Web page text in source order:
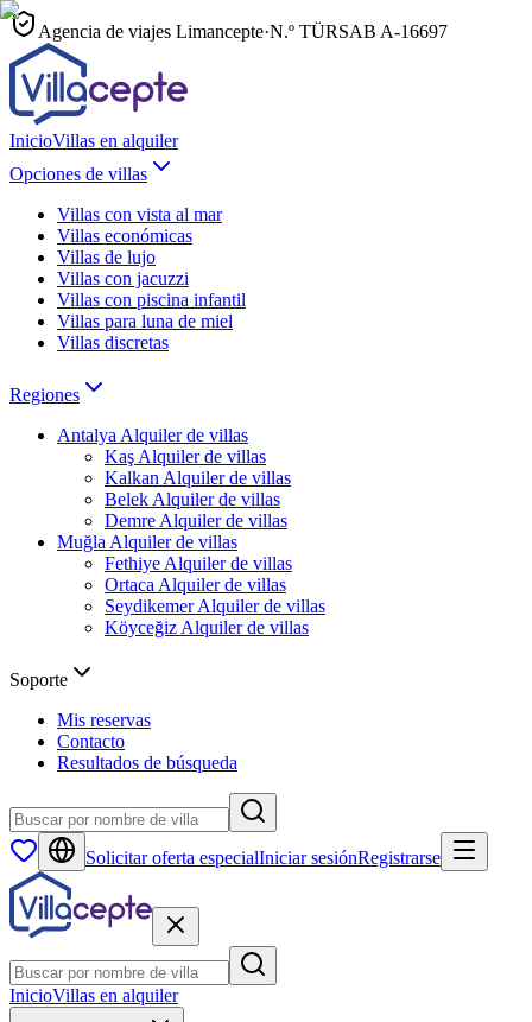
Agencia de viajes Limancepte·N.º TÜRSAB A-16697
InicioVillas en alquiler
Opciones de villas
Villas con vista al mar
Villas económicas
Villas de lujo
Villas con jacuzzi
Villas con piscina infantil
Villas para luna de miel
Villas discretas
Regiones
Antalya Alquiler de villas
Kaş Alquiler de villas
Kalkan Alquiler de villas
Belek Alquiler de villas
Demre Alquiler de villas
Muğla Alquiler de villas
Fethiye Alquiler de villas
Ortaca Alquiler de villas
Seydikemer Alquiler de villas
Köyceğiz Alquiler de villas
Soporte
Mis reservas
Contacto
Resultados de búsqueda
Solicitar oferta especialIniciar sesiónRegistrarse
InicioVillas en alquiler